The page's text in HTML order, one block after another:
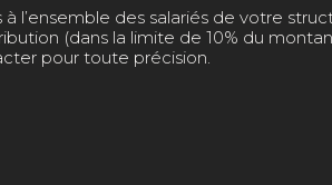
l’ensemble des salariés de votre
(dans la limite de 10% du
pour toute précision.